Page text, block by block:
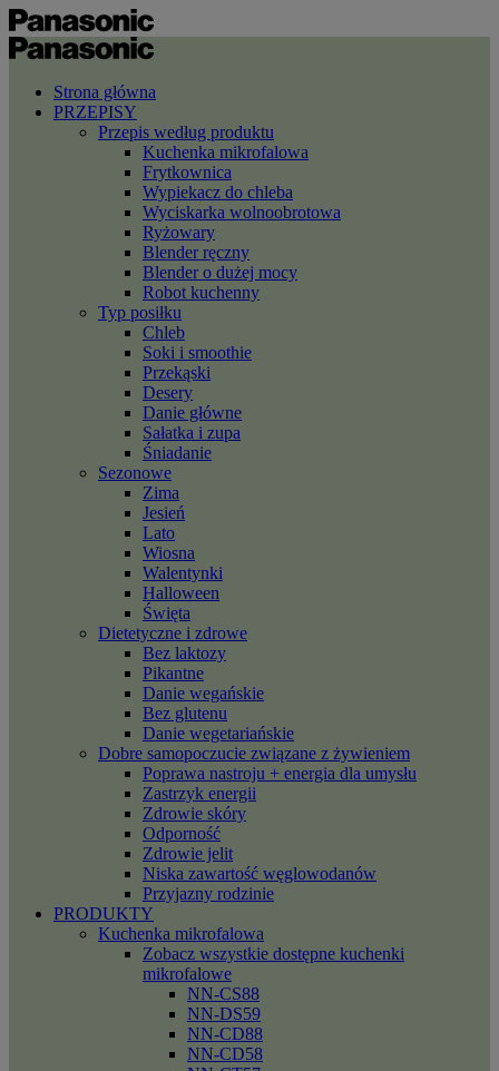
Strona główna
PRZEPISY
Przepis według produktu
Kuchenka mikrofalowa
Frytkownica
Wypiekacz do chleba
Wyciskarka wolnoobrotowa
Ryżowary
Blender ręczny
Blender o dużej mocy
Robot kuchenny
Typ posiłku
Chleb
Soki i smoothie
Przekąski
Desery
Danie główne
Sałatka i zupa
Śniadanie
Sezonowe
Zima
Jesień
Lato
Wiosna
Walentynki
Halloween
Święta
Dietetyczne i zdrowe
Bez laktozy
Pikantne
Danie wegańskie
Bez glutenu
Danie wegetariańskie
Dobre samopoczucie związane z żywieniem
Poprawa nastroju + energia dla umysłu
Zastrzyk energii
Zdrowie skóry
Odporność
Zdrowie jelit
Niska zawartość węglowodanów
Przyjazny rodzinie
PRODUKTY
Kuchenka mikrofalowa
Zobacz wszystkie dostępne kuchenki
mikrofalowe
NN-CS88
NN-DS59
NN-CD88
NN-CD58